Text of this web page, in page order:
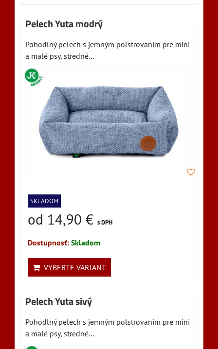
Pelech Yuta modrý
Pohodlný pelech s jemným polstrovaním pre mini
a malé psy, stredné...
SKLADOM
od 14,90 € s DPH
Dostupnosť: Skladom
VYBERTE VARIANT
Pelech Yuta sivý
Pohodlný pelech s jemným polstrovaním pre mini
a malé psy, stredné...